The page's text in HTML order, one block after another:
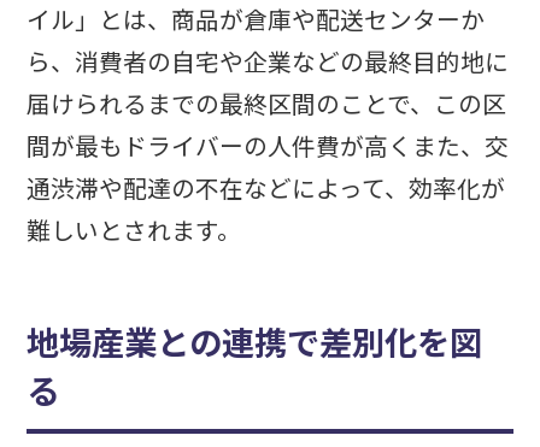
イル」とは、商品が倉庫や配送センターか
ら、消費者の自宅や企業などの最終目的地に
届けられるまでの最終区間のことで、この区
間が最もドライバーの人件費が高くまた、交
通渋滞や配達の不在などによって、効率化が
難しいとされます。
地場産業との連携で差別化を図
る